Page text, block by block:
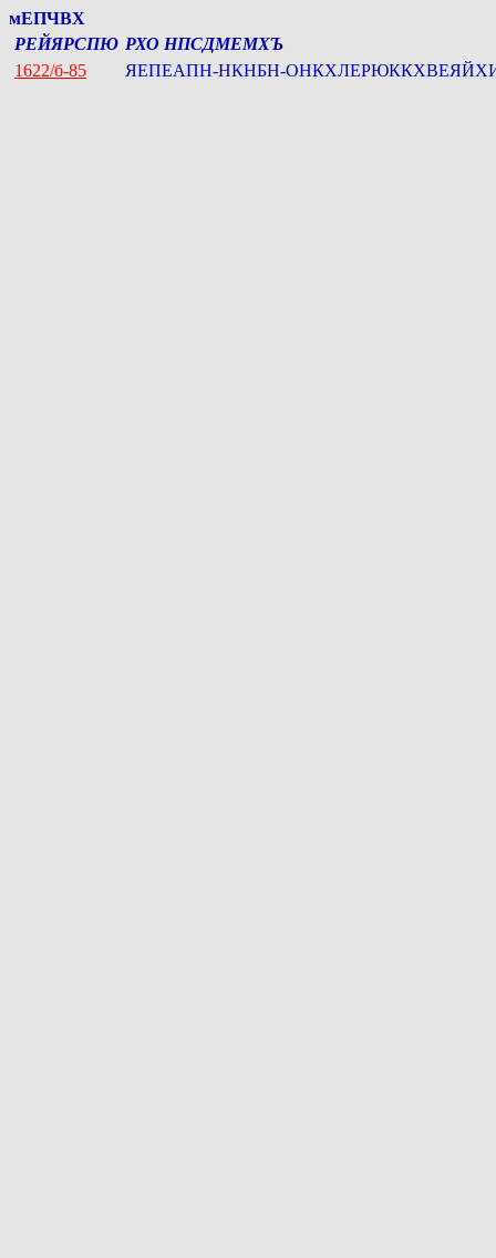
мЕПЧВХ
РЕЙЯРСПЮ РХО НПСДМЕМХЪ
1622/б-85
ЯЕПЕАПН-НКНБН-